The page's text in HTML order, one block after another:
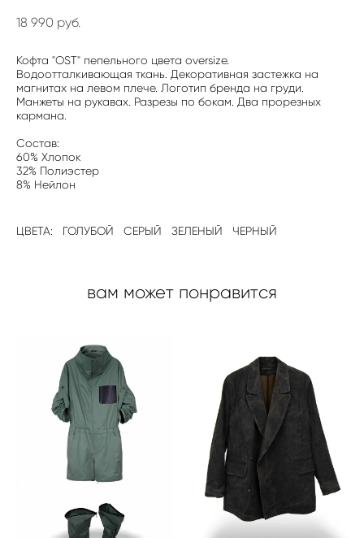
18 990 pуб.
Кофта "OST" пепельного цвета oversize.
Водоотталкивающая ткань. Декоративная застежка на
магнитах на левом плече. Логотип бренда на груди.
Манжеты на рукавах. Разрезы по бокам. Два прорезных
кармана.
Состав:
60% Хлопок
32% Полиэстер
8% Нейлон
ЦВЕТА: ГОЛУБОЙ СЕРЫЙ ЗЕЛЕНЫЙ ЧЕРНЫЙ
вам может понравится